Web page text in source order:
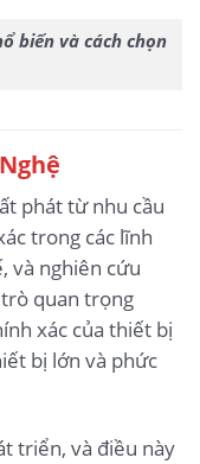
biến và cách chọn
phát từ nhu cầu
trong các lĩnh
và nghiên cứu
quan trọng
xác của thiết bị
bị lớn và phức
triển, và điều này